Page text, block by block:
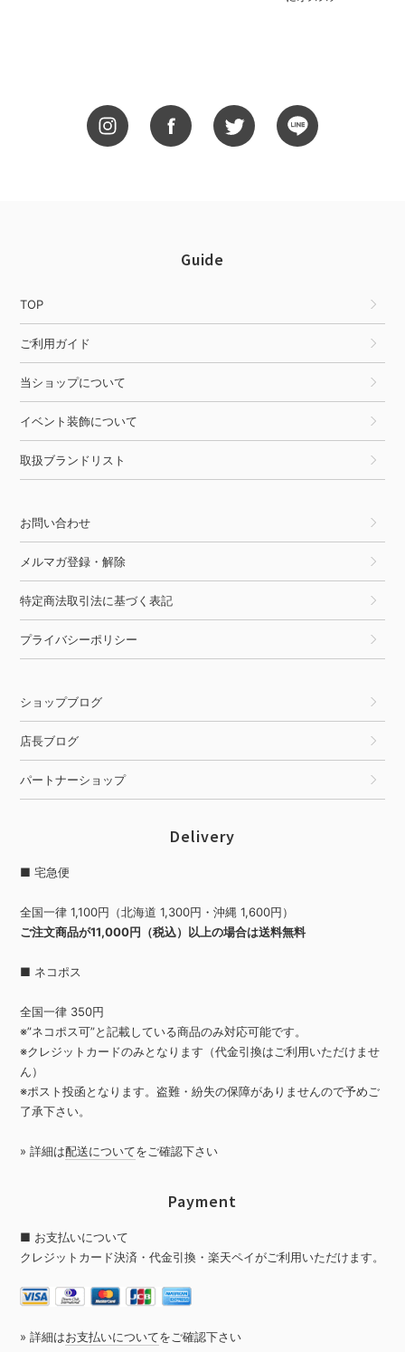
Guide
TOP
ご利用ガイド
当ショップについて
イベント装飾について
取扱ブランドリスト
お問い合わせ
メルマガ登録・解除
特定商法取引法に基づく表記
プライバシーポリシー
ショップブログ
店長ブログ
パートナーショップ
Delivery
■ 宅急便
全国一律 1,100円（北海道 1,300円・沖縄 1,600円）
ご注文商品が11,000円（税込）以上の場合は送料無料
■ ネコポス
全国一律 350円
※”ネコポス可”と記載している商品のみ対応可能です。
※クレジットカードのみとなります（代金引換はご利用いただけませ
ん）
※ポスト投函となります。盗難・紛失の保障がありませんので予めご
了承下さい。
» 詳細は配送についてをご確認下さい
Payment
■ お支払いについて
クレジットカード決済・代金引換・楽天ペイがご利用いただけます。
» 詳細はお支払いについてをご確認下さい